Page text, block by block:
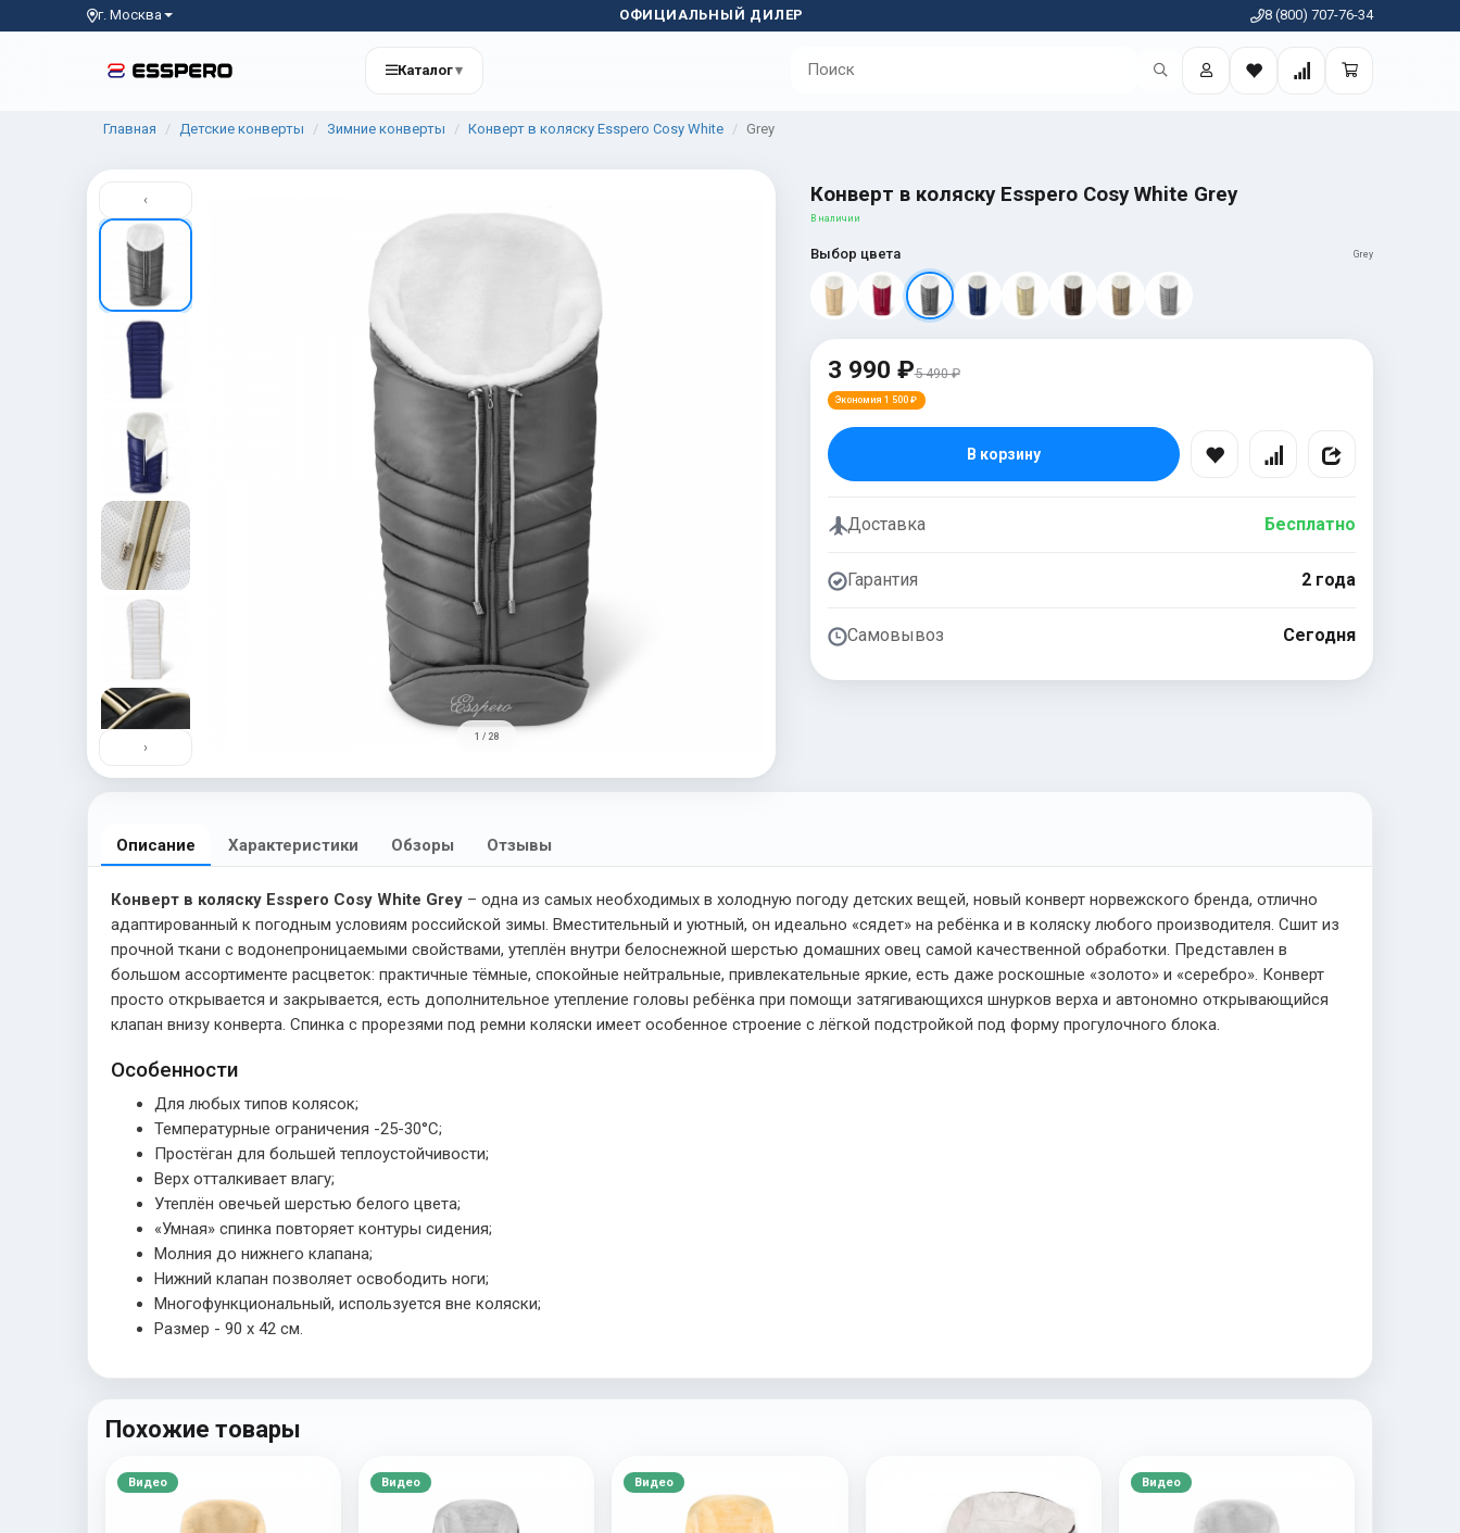
г. Москва ОФИЦИАЛЬНЫЙ ДИЛЕР 8 (800) 707-76-34
Каталог▾
Главная Детские конверты Зимние конверты Конверт в коляску Esspero Cosy White Grey
‹
›
1 / 28
Конверт в коляску Esspero Cosy White Grey
В наличии
Выбор цвета Grey
3 990 ₽5 490 ₽
Экономия 1 500 ₽
В корзину
Доставка Бесплатно
Гарантия 2 года
Самовывоз Сегодня
Описание Характеристики Обзоры Отзывы
Конверт в коляску Esspero Cosy White Grey – одна из самых необходимых в холодную погоду детских вещей, новый конверт норвежского бренда, отлично
адаптированный к погодным условиям российской зимы. Вместительный и уютный, он идеально «сядет» на ребёнка и в коляску любого производителя. Сшит из
прочной ткани с водонепроницаемыми свойствами, утеплён внутри белоснежной шерстью домашних овец самой качественной обработки. Представлен в
большом ассортименте расцветок: практичные тёмные, спокойные нейтральные, привлекательные яркие, есть даже роскошные «золото» и «серебро». Конверт
просто открывается и закрывается, есть дополнительное утепление головы ребёнка при помощи затягивающихся шнурков верха и автономно открывающийся
клапан внизу конверта. Спинка с прорезями под ремни коляски имеет особенное строение с лёгкой подстройкой под форму прогулочного блока.
Особенности
Для любых типов колясок;
Температурные ограничения -25-30°С;
Простёган для большей теплоустойчивости;
Верх отталкивает влагу;
Утеплён овечьей шерстью белого цвета;
«Умная» спинка повторяет контуры сидения;
Молния до нижнего клапана;
Нижний клапан позволяет освободить ноги;
Многофункциональный, используется вне коляски;
Размер - 90 x 42 см.
Похожие товары
Видео Видео Видео Видео